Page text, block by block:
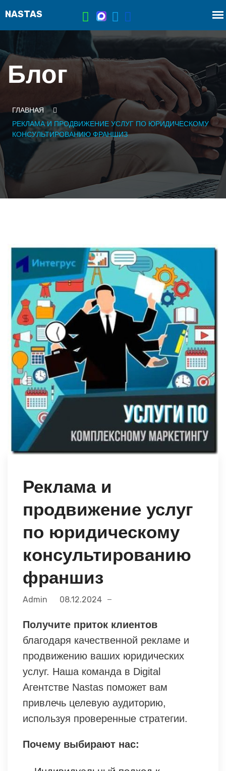
Блог
ГЛАВНАЯ
РЕКЛАМА И ПРОДВИЖЕНИЕ УСЛУГ ПО ЮРИДИЧЕСКОМУ
КОНСУЛЬТИРОВАНИЮ ФРАНШИЗ
Реклама и
продвижение услуг
по юридическому
консультированию
франшиз
Admin 08.12.2024
Получите приток клиентов
благодаря качественной рекламе и
продвижению ваших юридических
услуг. Наша команда в Digital
Агентстве Nastas поможет вам
привлечь целевую аудиторию,
используя проверенные стратегии.
Почему выбирают нас: